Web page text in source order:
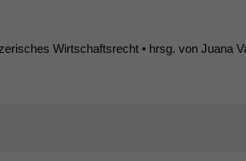
Wirtschaftsrecht • hrsg. von Juana